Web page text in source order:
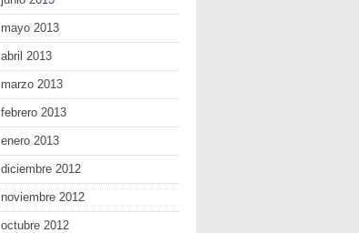
mayo 2013
abril 2013
marzo 2013
febrero 2013
enero 2013
diciembre 2012
noviembre 2012
octubre 2012